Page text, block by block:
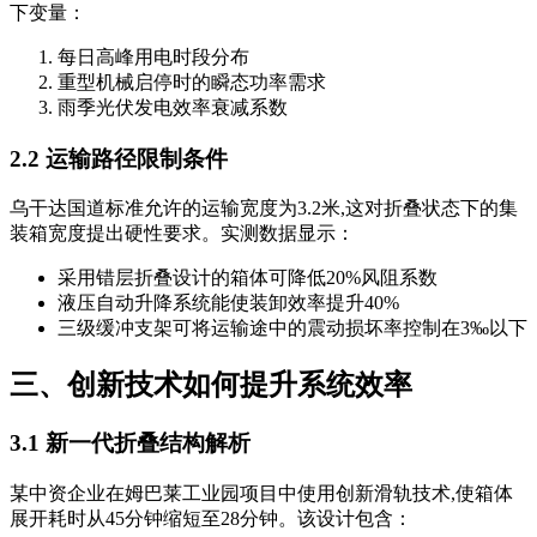
下变量：
每日高峰用电时段分布
重型机械启停时的瞬态功率需求
雨季光伏发电效率衰减系数
2.2 运输路径限制条件
乌干达国道标准允许的运输宽度为3.2米,这对折叠状态下的集
装箱宽度提出硬性要求。实测数据显示：
采用错层折叠设计的箱体可降低20%风阻系数
液压自动升降系统能使装卸效率提升40%
三级缓冲支架可将运输途中的震动损坏率控制在3‰以下
三、创新技术如何提升系统效率
3.1 新一代折叠结构解析
某中资企业在姆巴莱工业园项目中使用创新滑轨技术,使箱体
展开耗时从45分钟缩短至28分钟。该设计包含：